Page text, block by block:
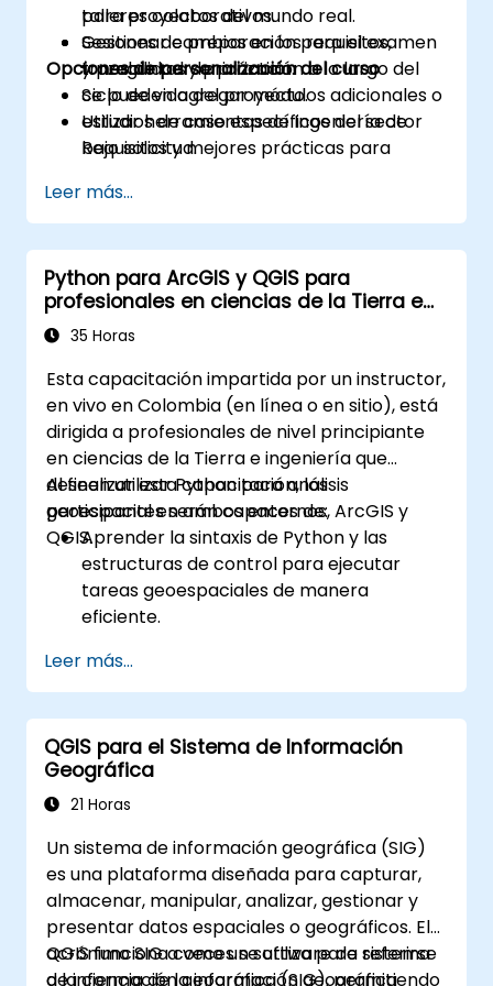
para proyectos del mundo real.
Gestionar cambios en los requisitos,
trazabilidad y priorización a lo largo del
ciclo de vida del proyecto.
Utilizar herramientas de Ingeniería de
Requisitos y mejores prácticas para
del proyecto.
Estar completamente preparados para
presentar y aprobar el examen de
certificación IREB CPRE – Nivel
Fundamental.
talleres colaborativos.
Sesiones de preparación para el examen
y preguntas de práctica.
Opciones de personalización del curso
Se pueden agregar módulos adicionales o
estudios de caso específicos del sector
bajo solicitud.
Leer más...
Python para ArcGIS y QGIS para
profesionales en ciencias de la Tierra e
ingeniería
35 Horas
Esta capacitación impartida por un instructor,
en vivo en Colombia (en línea o en sitio), está
dirigida a profesionales de nivel principiante
en ciencias de la Tierra e ingeniería que
deseen utilizar Python para análisis
geoespacial en ambos entornos, ArcGIS y
QGIS.
Al finalizar esta capacitación, los
participantes serán capaces de:
Aprender la sintaxis de Python y las
estructuras de control para ejecutar
tareas geoespaciales de manera
eficiente.
el análisis y la visualización de datos en
sistemas de información geográfica (SIG).
Manipular y analizar datos vectoriales
con las bibliotecas Geopandas, Arcpy y
PyQGIS.
Automatizar procesos y flujos de trabajo
Python en ArcGIS y QGIS.
Desarrollar herramientas personalizadas
de geoprocesamiento basadas en Python
para ArcGIS y QGIS con el fin de optimizar
tareas.
Leer más...
QGIS para el Sistema de Información
Geográfica
21 Horas
Un sistema de información geográfica (SIG)
es una plataforma diseñada para capturar,
almacenar, manipular, analizar, gestionar y
presentar datos espaciales o geográficos. El
acrónimo SIG a veces se utiliza para referirse
a la ciencia de la información geográfica
QGIS funciona como un software de sistema
de información geográfica (SIG), permitiendo